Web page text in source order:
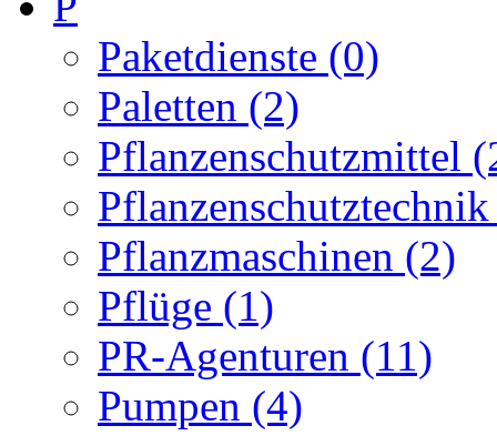
Paketdienste (0)
Paletten (2)
Pflanzenschutzmittel
Pflanzmaschinen (2)
Pflüge (1)
PR-Agenturen (11)
Pumpen (4)